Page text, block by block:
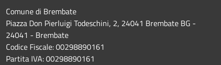
Comune di Brembate
Piazza Don Pierluigi Todeschini, 2, 24041 Brembate BG -
24041 - Brembate
Codice Fiscale: 00298890161
Partita IVA: 00298890161